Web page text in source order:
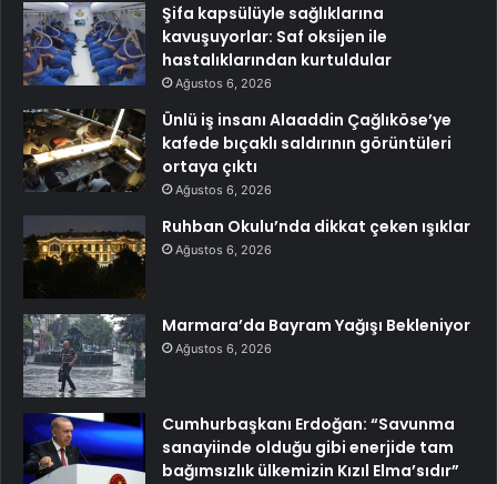
Şifa kapsülüyle sağlıklarına
kavuşuyorlar: Saf oksijen ile
hastalıklarından kurtuldular
Ağustos 6, 2026
Ünlü iş insanı Alaaddin Çağlıköse’ye
kafede bıçaklı saldırının görüntüleri
ortaya çıktı
Ağustos 6, 2026
Ruhban Okulu’nda dikkat çeken ışıklar
Ağustos 6, 2026
Marmara’da Bayram Yağışı Bekleniyor
Ağustos 6, 2026
Cumhurbaşkanı Erdoğan: “Savunma
sanayiinde olduğu gibi enerjide tam
bağımsızlık ülkemizin Kızıl Elma’sıdır”